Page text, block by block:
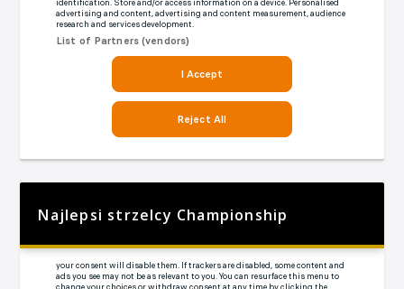
Najlepsi strzelcy Championship